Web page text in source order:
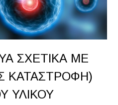
ΣΧΕΤΙΚΑ ΜΕ
ΚΑΤΑΣΤΡΟΦΗ)
ΥΛΙΚΟΥ